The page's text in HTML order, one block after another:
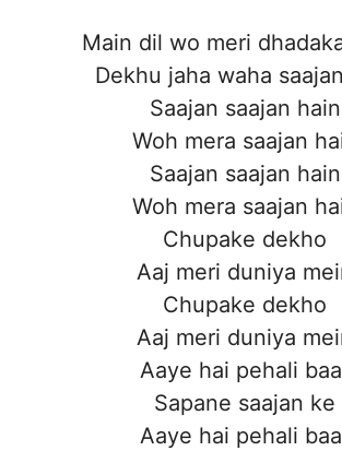
Main dil wo meri
Dekhu jaha waha
Saajan saajan hain
Woh mera saajan
Saajan saajan hain
Woh mera saajan
Chupake dekho
Aaj meri duniya
Chupake dekho
Aaj meri duniya
Aaye hai pehali
Sapane saajan ke
Aaye hai pehali